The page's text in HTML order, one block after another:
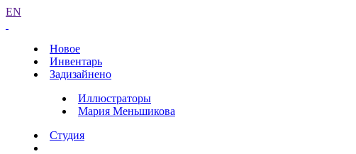
EN
Новое
Инвентарь
Задизайнено
Иллюстраторы
Мария Меньшикова
Студия